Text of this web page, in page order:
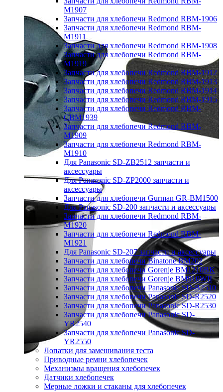
M1907
Запчасти для хлебопечи Redmond RBM-1906
Запчасти для хлебопечи Redmond RBM-
M1911
Запчасти для хлебопечи Redmond RBM-1908
Запчасти для хлебопечи Redmond RBM-
M1919
Запчасти для хлебопечи Redmond RBM-1912
Запчасти для хлебопечи Redmond RBM-1913
Запчасти для хлебопечи Redmond RBM-1914
Запчасти для хлебопечи Redmond RBM-1915
Запчасти для хлебопечи Redmond RBM-
CBM1939
Запчасти для хлебопечи Redmond RBM-
M1909
Запчасти для хлебопечи Redmond RBM-
M1910
Для Panasonic SD-ZB2512 запчасти и
аксессуары
Для Panasonic SD-ZP2000 запчасти и
аксессуары
Запчасти для хлебопечи Gurman GR-BM1500
Для Panasonic SD-200 запчасти и аксессуары
Запчасти для хлебопечи Redmond RBM-
M1920
Запчасти для хлебопечи Redmond RBM-
M1921
Для Panasonic SD-207 запчасти и аксессуары
Запчасти для хлебопечи Binatone BM202
Запчасти для хлебопечи Gorenje BM1210BK
Запчасти для хлебопечи Gorenje BM910WII
Запчасти для хлебопечи Panasonic SD-B2510
Запчасти для хлебопечи Panasonic SD-R2520
Запчасти для хлебопечи Panasonic SD-R2530
Запчасти для хлебопечи Panasonic SD-
YR2540
Запчасти для хлебопечи Panasonic SD-
YR2550
Лопатки для замешивания теста
Приводные ремни хлебопечек
Механизмы вращения хлебопечек
Датчики хлебопечек
Мерные ложки и стаканы для хлебопечек